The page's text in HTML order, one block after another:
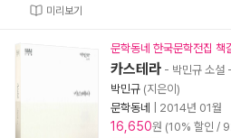
미리보기
문학동네 한국문학전집 책
카스테라 - 박민규 소설 -
박민규 (지은이)
문학동네
2014년 01월
16,650원 (10% 할인 /